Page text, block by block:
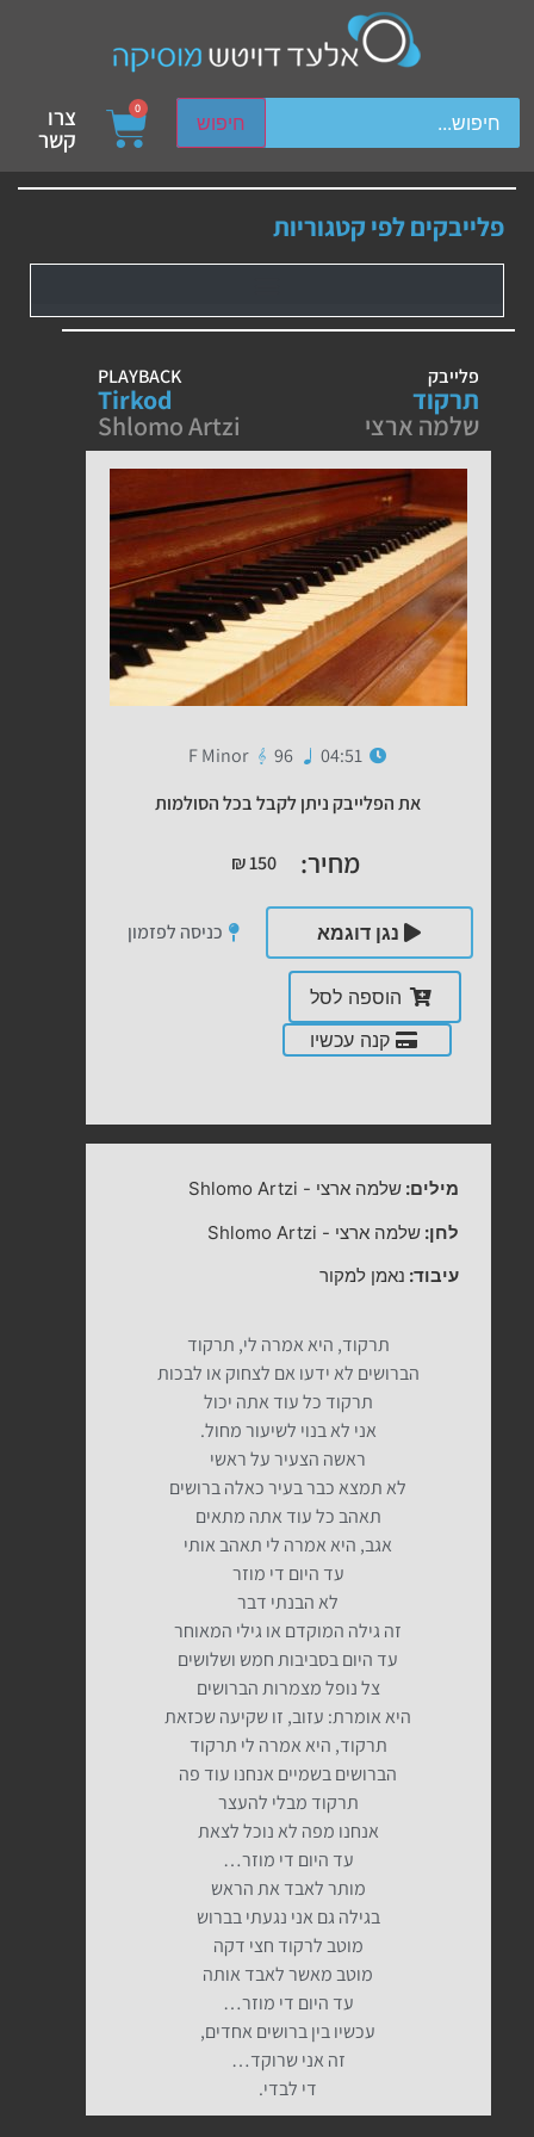
חיפוש
device users, explore by touch or with swipe gestures.
0 צרו
קשר
פלייבקים לפי קטגוריות
פלייבק
תרקוד
שלמה ארצי
PLAYBACK
Tirkod
Shlomo Artzi
04:51
96
F Minor
את הפלייבק ניתן לקבל בכל הסולמות
מחיר: ₪150
נגן דוגמא כניסה לפזמון
הוספה לסל
קנה עכשיו
מילים:שלמה ארצי -
Shlomo Artzi
לחן:שלמה ארצי -
Shlomo Artzi
עיבוד: נאמן למקור
תרקוד, היא אמרה לי, תרקוד
הברושים לא ידעו אם לצחוק או לבכות
תרקוד כל עוד אתה יכול
אני לא בנוי לשיעור מחול.
ראשה הצעיר על ראשי
לא תמצא כבר בעיר כאלה ברושים
תאהב כל עוד אתה מתאים
אגב, היא אמרה לי תאהב אותי
עד היום די מוזר
לא הבנתי דבר
זה גילה המוקדם או גילי המאוחר
עד היום בסביבות חמש ושלושים
צל נופל מצמרות הברושים
היא אומרת: עזוב, זו שקיעה שכזאת
תרקוד, היא אמרה לי תרקוד
הברושים בשמיים אנחנו עוד פה
תרקוד מבלי להעצר
אנחנו מפה לא נוכל לצאת
עד היום די מוזר…
מותר לאבד את הראש
בגילה גם אני נגעתי בברוש
מוטב לרקוד חצי דקה
מוטב מאשר לאבד אותה
עד היום די מוזר…
עכשיו בין ברושים אחדים,
זה אני שרוקד…
די לבדי.